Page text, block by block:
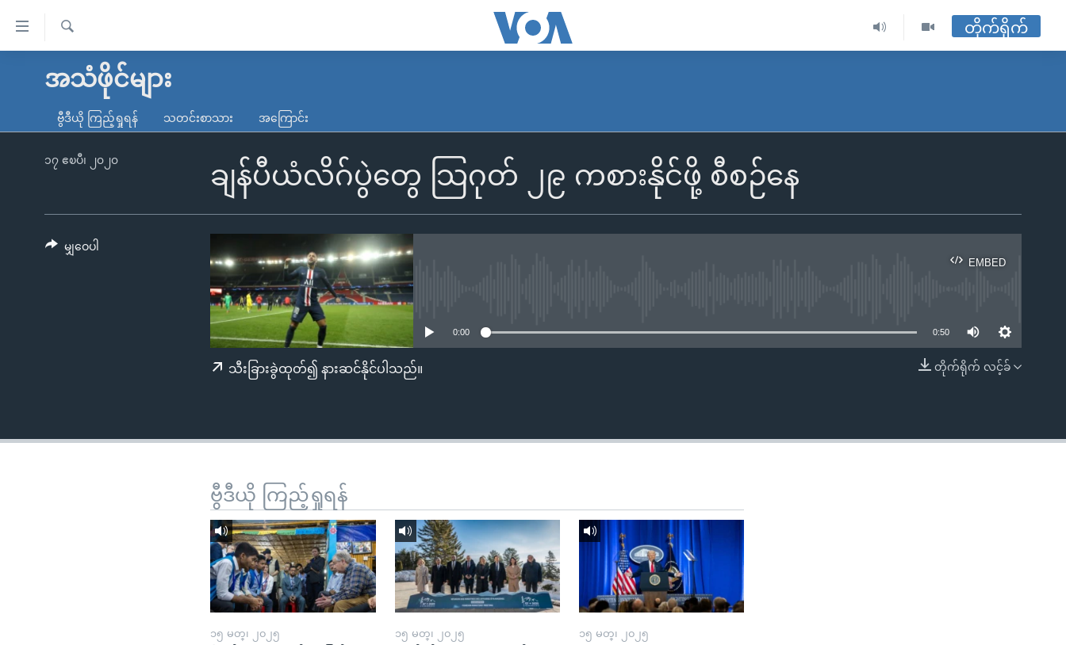
လွယ်ကူ
သည့်
ကျော်
မူလစာမျက်နှာ
ကမ္ဘာ့သတင်းများ
နိုင်ငံတကာ
တရုတ်
အစ္စရေး-ပါလက်စတိုင်း
ရပ်ဝန်းတခု လမ်းတခု အလွန်
အင်္ဂလိပ်စာလေ့လာမယ်
ရ
တိုက်ရိုက်
အသံဖိုင်များ
ဗွီဒီယို ကြည့်ရှုရန် သတင်းစာသား အကြောင်း
ချန်ပီယံလိဂ်ပွဲတွေ သြဂုတ် ၂၉ ကစားနိုင်ဖို့ စီစဉ်နေ
၁၇ ဧၿပီ၊ ၂၀၂၀
EMBED
EMBED
0:00 0:50
တိုက်ရိုက် လင့်ခ်
သီးခြားခွဲထုတ်၍ နားဆင်နိုင်ပါသည်။
မျှဝေပါ
ဗွီဒီယို ကြည့်ရှုရန်
၁၅ မတ္၊ ၂၀၂၅ ၁၅ မတ္၊ ၂၀၂၅ ၁၅ မတ္၊ ၂၀၂၅